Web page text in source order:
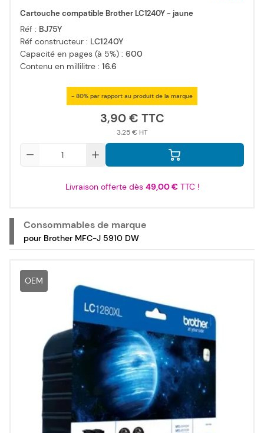
Cartouche compatible Brother LC1240Y - jaune
Réf : BJ75Y
Réf constructeur : LC1240Y
Capacité en pages (à 5%) : 600
Contenu en millilitre : 16.6
- 80% par rapport au produit de la marque
3,90 €
3,25 €
Livraison offerte dès 49,00 €TTC !
Consommables de marque
pour Brother MFC-J 5910 DW
OEM